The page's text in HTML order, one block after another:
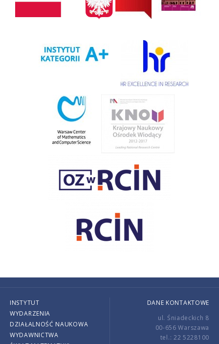
INSTYTUT
WYDARZENIA
DZIAŁALNOŚĆ NAUKOWA
WYDAWNICTWA
DANE KONTAKTOWE
ul. Śniadeckich 8
00-656 Warszawa
tel.: 22 5228100